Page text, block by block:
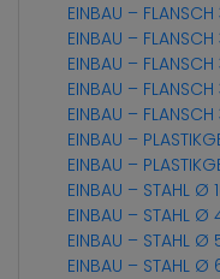
EINBAU –
EINBAU –
EINBAU –
EINBAU –
EINBAU –
EINBAU –
EINBAU –
EINBAU – STAHL Ø
EINBAU – STAHL Ø
EINBAU – STAHL Ø
EINBAU – STAHL Ø